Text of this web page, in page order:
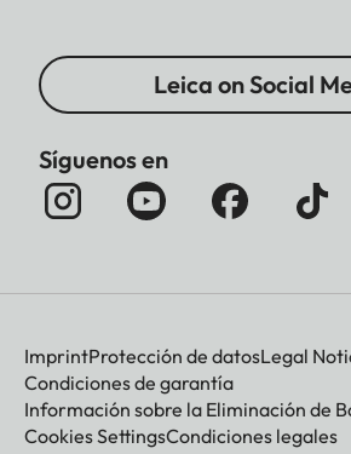
Leica on Social
Síguenos en
ImprintProtección de datosLegal
Condiciones de garantía
Información sobre la Eliminación de
Cookies SettingsCondiciones legales